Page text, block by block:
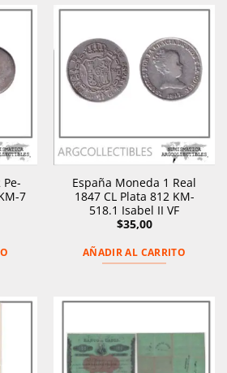
7
España Moneda 1 Real
1847 CL Plata 812 KM-
518.1 Isabel II VF
$35,00
AÑADIR AL CARRITO